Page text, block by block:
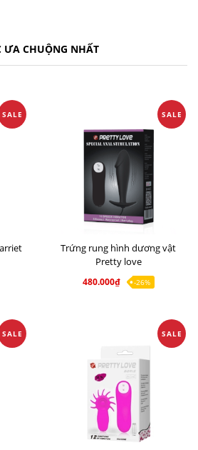
CHUỘNG NHẤT
SALE SALE
Trứng rung hình dương vật
Pretty love
480.000₫ -26%
SALE SALE